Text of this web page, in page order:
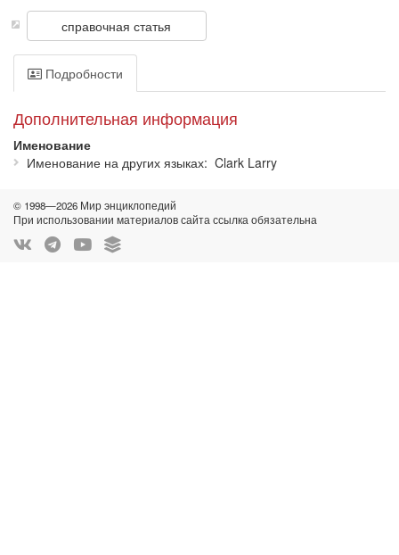
справочная статья
Подробности
Дополнительная информация
Именование
Именование на других языках Clark Larry
© 1998—2026 Мир энциклопедий
При использовании материалов сайта ссылка обязательна